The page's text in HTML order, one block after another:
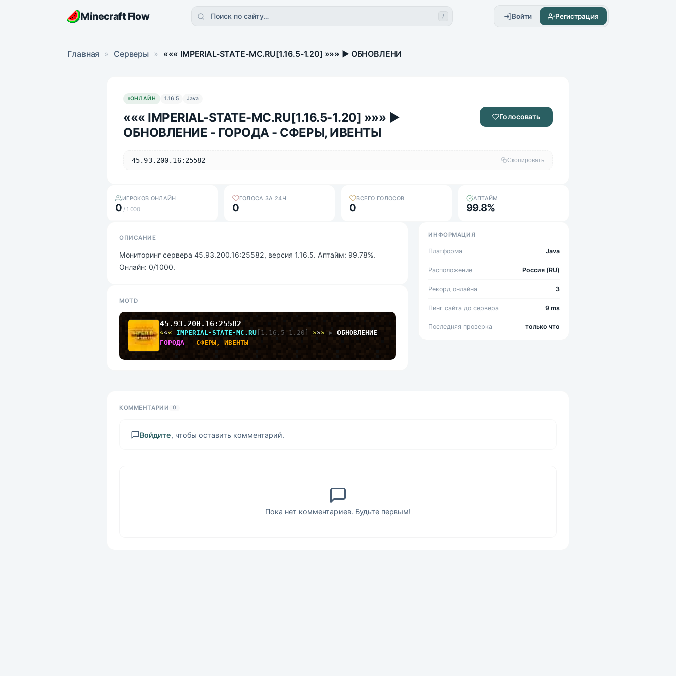
Minecraft Flow Поиск по сайту… / Войти Регистрация
Главная » Серверы » ««« IMPERIAL-STATE-MC.RU[1.16.5-1.20] »»» ▶ ОБНОВЛЕНИЕ - ГОРОДА - СФЕРЫ, ИВЕНТЫ
ОНЛАЙН 1.16.5 Java
««« IMPERIAL-STATE-MC.RU[1.16.5-1.20] »»» ▶
ОБНОВЛЕНИЕ - ГОРОДА - СФЕРЫ, ИВЕНТЫ
Голосовать
45.93.200.16:25582 Скопировать
ИГРОКОВ ОНЛАЙН
0 / 1 000
ГОЛОСА ЗА 24Ч
0
ВСЕГО ГОЛОСОВ
0
АПТАЙМ
99.8%
ОПИСАНИЕ
Мониторинг сервера 45.93.200.16:25582, версия 1.16.5. Аптайм: 99.78%.
Онлайн: 0/1000.
MOTD
45.93.200.16:25582
««« IMPERIAL-STATE-MC.RU [1.16.5-1.20] »»» ▶ ОБНОВЛЕНИЕ
ГОРОДА
- СФЕРЫ, ИВЕНТЫ
ИНФОРМАЦИЯ
Платформа Java
Расположение Россия (RU)
Рекорд онлайна 3
Пинг сайта до сервера 9 ms
Последняя проверка только что
КОММЕНТАРИИ 0
Войдите, чтобы оставить комментарий.
Пока нет комментариев. Будьте первым!